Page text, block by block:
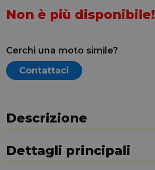
Non è più disponibile!
Cerchi una moto simile?
Contattaci
Descrizione
Dettagli principali